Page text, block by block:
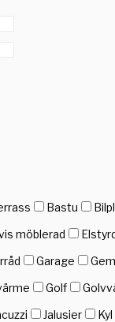
Bastu
möblerad
Garage
Golf
Jalusier